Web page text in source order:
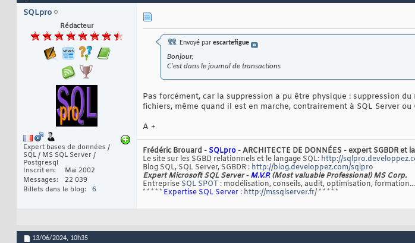
SQLpro
Rédacteur
Expert bases de données /
SQL / MS SQL Server /
Postgresql
Inscrit en
Mai 2002
Messages
22 039
Billets dans le blog
6
Envoyé par escartefigue
Bonjour,
C'est dans le journal de transactions
Pas forcément, car la suppression a pu être physique : suppression
fichiers, même quand il est en marche, contrairement à SQL Server ou
A +
Frédéric Brouard - SQLpro- ARCHITECTE DE DONNÉES - expert SGBDR et
Le site sur les SGBD relationnels et le langage SQL: http://
Blog SQL, SQL Server, SGBDR : http://blog.developpez.com/sqlpro
Expert Microsoft SQL Server -M.V.P.(Most valuable Professional) MS Corp.
Entreprise SQL SPOT : modélisation, conseils, audit, optimisation, formation...
* * * * * Expertise SQL Server : http://mssqlserver.fr/* * * * *
13/06/2024, 10h35